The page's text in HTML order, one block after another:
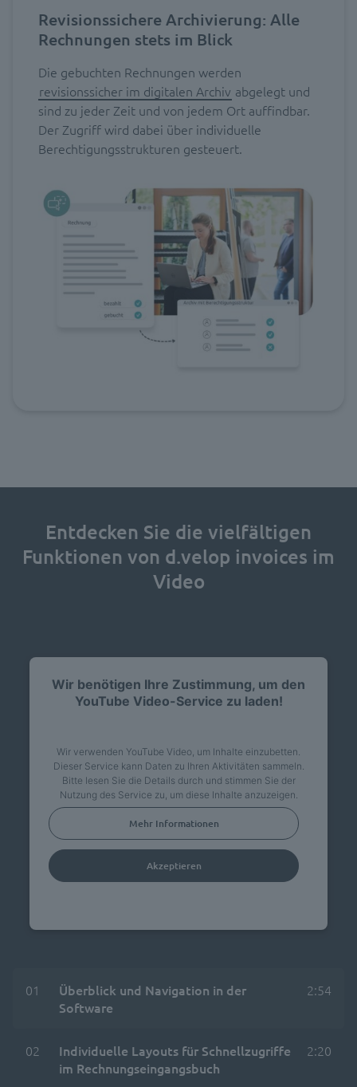
Revisionssichere Archivierung: Alle
Rechnungen stets im Blick
Die gebuchten Rechnungen werden
revisionssicher im digitalen Archiv abgelegt und
sind zu jeder Zeit und von jedem Ort auffindbar.
Der Zugriff wird dabei über individuelle
Berechtigungsstrukturen gesteuert.
Entdecken Sie die vielfältigen
Funktionen von d.velop invoices im
Video
01
Überblick und Navigation in der
Software
2:54
02
Individuelle Layouts für Schnellzugriffe
im Rechnungseingangsbuch
2:20
Wir benötigen Ihre Zustimmung, um den
YouTube Video-Service zu laden!
Wir verwenden YouTube Video, um Inhalte einzubetten.
Dieser Service kann Daten zu Ihren Aktivitäten sammeln.
Bitte lesen Sie die Details durch und stimmen Sie der
Nutzung des Service zu, um diese Inhalte anzuzeigen.
Mehr Informationen
Akzeptieren